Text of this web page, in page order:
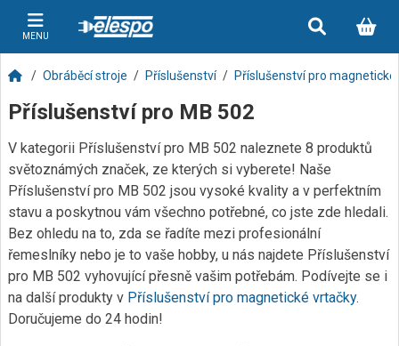
MENU
Obráběcí stroje Příslušenství Příslušenství pro
Příslušenství pro MB 502
V kategorii Příslušenství pro MB 502 naleznete 8 produktů
světoznámých značek, ze kterých si vyberete! Naše
Příslušenství pro MB 502 jsou vysoké kvality a v perfektním
stavu a poskytnou vám všechno potřebné, co jste zde hledali.
Bez ohledu na to, zda se řadíte mezi profesionální
řemeslníky nebo je to vaše hobby, u nás najdete Příslušenství
pro MB 502 vyhovující přesně vašim potřebám. Podívejte se i
na další produkty v Příslušenství pro magnetické vrtačky.
Doručujeme do 24 hodin!